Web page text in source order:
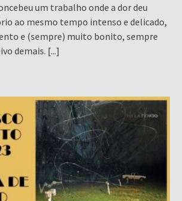
um trabalho onde a dor deu
ao mesmo tempo intenso e delicado,
e (sempre) muito bonito, sempre
demais. [...]